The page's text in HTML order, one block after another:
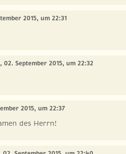
2015, um 22:31
, 02. September 2015, um 22:32
2015, um 22:37
des Herrn!